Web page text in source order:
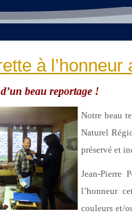
à
beau reportage !
Notre beau
Naturel
préservé et
Jean-Pierre
l’honneur
couleurs et/